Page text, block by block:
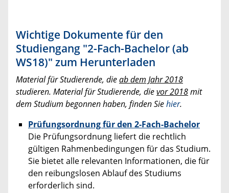
Wichtige Dokumente für den
Studiengang "2-Fach-Bachelor (ab
WS18)" zum Herunterladen
Material für Studierende, dieab dem Jahr 2018
studieren. Material für Studierende, dievor 2018mit
dem Studium begonnen haben, finden Siehier.
Prüfungsordnung für den 2-Fach-Bachelor
Die Prüfungsordnung liefert die rechtlich
gültigen Rahmenbedingungen für das Studium.
Sie bietet alle relevanten Informationen, die für
den reibungslosen Ablauf des Studiums
erforderlich sind.